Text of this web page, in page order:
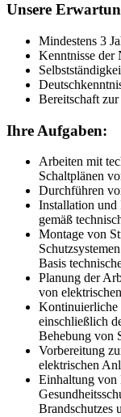
Unsere
Mindestens 3
Kenntnisse der
Bereitschaft
Ihre Aufgaben:
Arbeiten mit
Schaltplänen
Durchführen
Installation und
gemäß
Montage von
Basis
Planung der
von
Kontinuierliche
einschließlich
Behebung von
Vorbereitung
elektrischen
Einhaltung von
Brandschutzes